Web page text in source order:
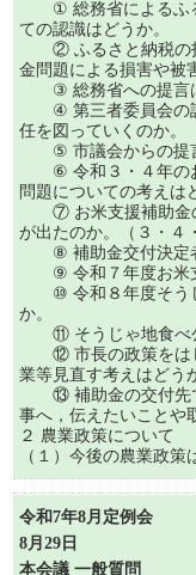
① 総務省によるふる
ての認識はどうか。
② ふるさと納税の指
金問題による損害や被
③ 総務省への提言は
④ 第三者委員会の設
任を図っていくのか。
⑤ 市議会からの提言
⑥ 令和３・４年のお
問題についての考えは
⑦ お米支援補助金の
が出たのか。（３・４
⑧ 補助金交付決定者
⑨ 令和７年度お米支
⑩ 令和８年度そうじ
か。
⑪ そうじゃ地食べ公
⑫ 市長の政策をはじ
業等見直す考えはどう
⑬ 補助金の交付先で
事へ，伝えたいことや
２ 農業政策について
（１）今後の農業政策
令和7年8月定例会
8月29日
本会議 一般質問